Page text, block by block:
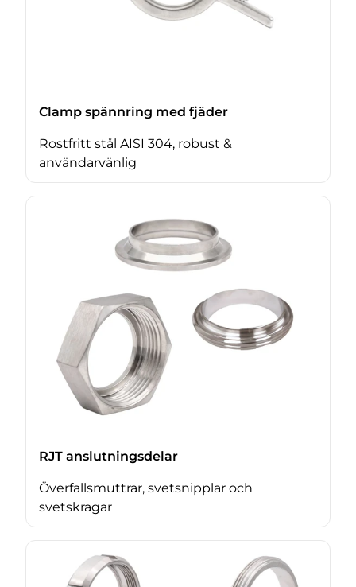
Clamp spännring med fjäder
Rostfritt stål AISI 304, robust &
användarvänlig
RJT anslutningsdelar
Överfallsmuttrar, svetsnipplar och
svetskragar